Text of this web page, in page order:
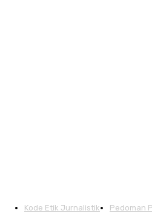
Kode Etik Jurnalistik Pedoman